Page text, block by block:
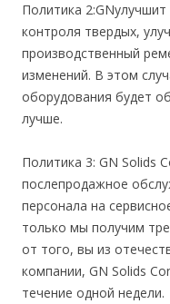
Политика
контроля твердых,
производственный
изменений. В этом
оборудования будет
лучше.
Политика 3: GN Solids
послепродажное
персонала на
только мы получим
от того, вы из
компании, GN Solids
течение одной недели.